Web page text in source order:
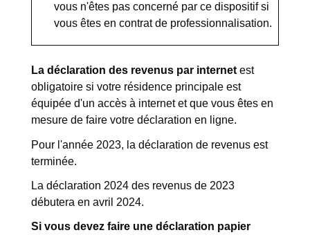
vous n'êtes pas concerné par ce dispositif si
vous êtes en contrat de professionnalisation.
La déclaration des revenus par internetest
obligatoire si votre résidence principale est
équipée d'un accès à internet et que vous êtes en
mesure de faire votre déclaration en ligne.
Pour l'année 2023, la déclaration de revenus est
terminée.
La déclaration 2024 des revenus de 2023
débutera en avril 2024.
Si vous devez faire une déclaration papier